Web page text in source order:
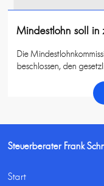
Mindestlohn soll in
Die
beschlossen, den
Steuerberater Frank
Start